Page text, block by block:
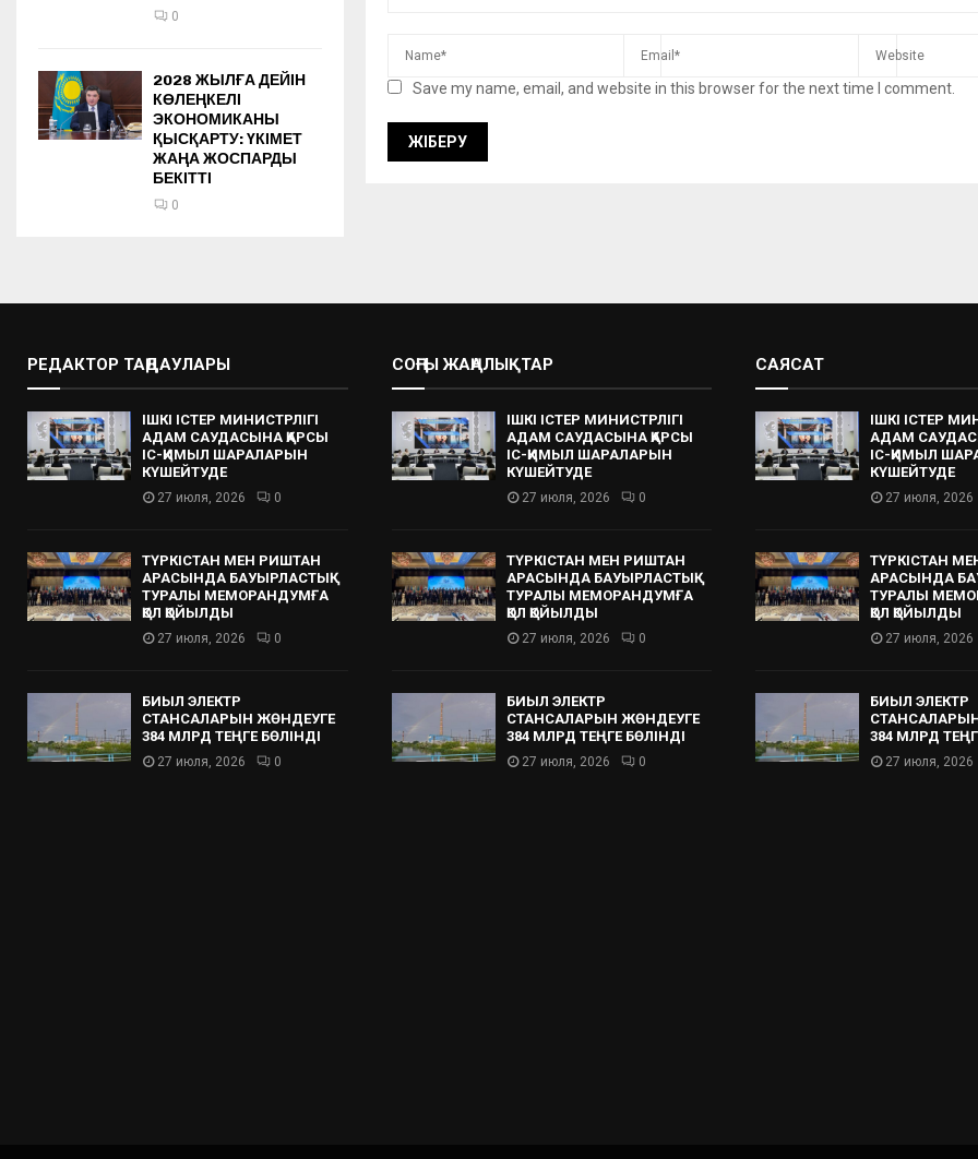
Save my name, email, and website in this browser for the next time I comment.
0
2028 ЖЫЛҒА ДЕЙІН
КӨЛЕҢКЕЛІ
ЭКОНОМИКАНЫ
ҚЫСҚАРТУ: ҮКІМЕТ
ЖАҢА ЖОСПАРДЫ
БЕКІТТІ
0
РЕДАКТОР ТАҢДАУЛАРЫ
ІШКІ ІСТЕР МИНИСТРЛІГІ
АДАМ САУДАСЫНА ҚАРСЫ
ІС-ҚИМЫЛ ШАРАЛАРЫН
КҮШЕЙТУДЕ
27 июля, 2026 0
ТҮРКІСТАН МЕН РИШТАН
АРАСЫНДА БАУЫРЛАСТЫҚ
ТУРАЛЫ МЕМОРАНДУМҒА
ҚОЛ ҚОЙЫЛДЫ
27 июля, 2026 0
БИЫЛ ЭЛЕКТР
СТАНСАЛАРЫН ЖӨНДЕУГЕ
384 МЛРД ТЕҢГЕ БӨЛІНДІ
27 июля, 2026 0
СОҢҒЫ ЖАҢАЛЫҚТАР
ІШКІ ІСТЕР МИНИСТРЛІГІ
АДАМ САУДАСЫНА ҚАРСЫ
ІС-ҚИМЫЛ ШАРАЛАРЫН
КҮШЕЙТУДЕ
27 июля, 2026 0
ТҮРКІСТАН МЕН РИШТАН
АРАСЫНДА БАУЫРЛАСТЫҚ
ТУРАЛЫ МЕМОРАНДУМҒА
ҚОЛ ҚОЙЫЛДЫ
27 июля, 2026 0
БИЫЛ ЭЛЕКТР
СТАНСАЛАРЫН ЖӨНДЕУГЕ
384 МЛРД ТЕҢГЕ БӨЛІНДІ
27 июля, 2026 0
САЯСАТ
ІШКІ ІСТЕР
АДАМ
ІС-ҚИМЫЛ
КҮШЕЙТУДЕ
27 июля, 2026
ТҮРКІСТАН
АРАСЫНДА
ТУРАЛЫ
ҚОЛ ҚОЙЫЛДЫ
27 июля, 2026
БИЫЛ ЭЛЕКТР
384 МЛРД
27 июля, 2026